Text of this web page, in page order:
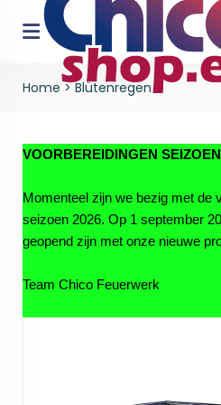
Home >Blütenregen
VOORBEREIDINGEN
Momenteel zijn we bezig met de
seizoen 2026. Op 1 september
geopend zijn met onze nieuwe
Team Chico Feuerwerk